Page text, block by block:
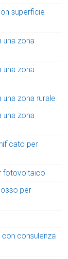
superficie
zona
zona
zona rurale
zona
per
fotovoltaico
per
consulenza